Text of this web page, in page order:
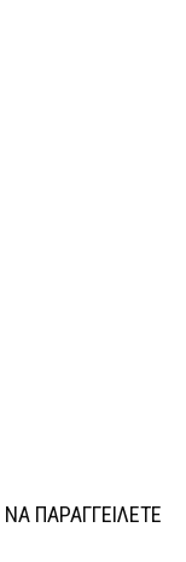
ΠΑΡΑΓΓΕΙΛΕΤΕ